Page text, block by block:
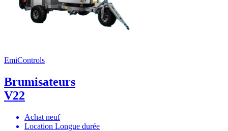
EmiControls
Brumisateurs
V22
Achat neuf
Location Longue durée